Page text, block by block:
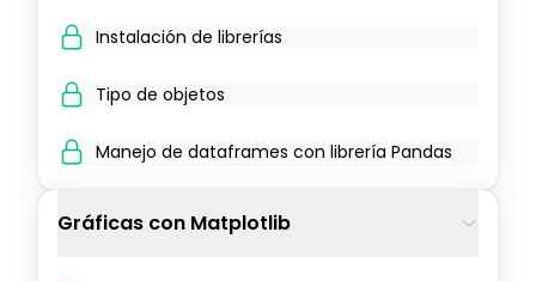
Instalación de librerías
Tipo de objetos
Manejo de dataframes con librería Pandas
Gráficas con Matplotlib